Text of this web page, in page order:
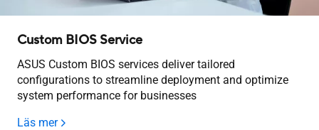
Custom BIOS Service
ASUS Custom BIOS services deliver tailored
configurations to streamline deployment and optimize
system performance for businesses
Läs mer